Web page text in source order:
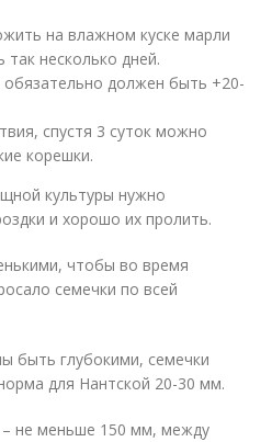
на влажном куске марли
несколько дней.
должен быть +20-
спустя 3 суток можно
корешки.
культуры нужно
и хорошо их пролить.
чтобы во время
семечки по всей
быть глубокими, семечки
для Нантской 20-30 мм.
не меньше 150 мм, между